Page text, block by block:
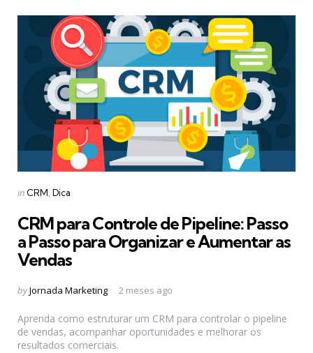
Categories
Posted
in CRM Dica
CRM para Controle de Pipeline: Passo
a Passo para Organizar e Aumentar as
Vendas
Posted
byJornada Marketing 2 meses ago
Aprenda como estruturar um CRM para controlar o pipeline
de vendas, acompanhar oportunidades e melhorar os
resultados comerciais.